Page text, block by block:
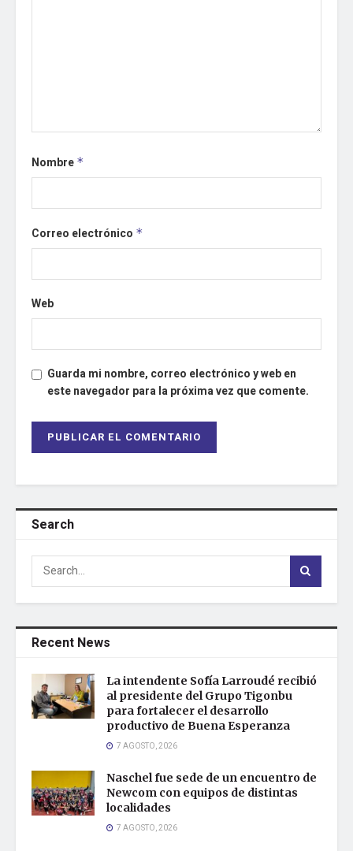
Nombre *
Correo electrónico *
Web
Guarda mi nombre, correo electrónico y web en
este navegador para la próxima vez que comente.
Search
Recent News
La intendente Sofía Larroudé recibió
al presidente del Grupo Tigonbu
para fortalecer el desarrollo
productivo de Buena Esperanza
7 AGOSTO, 2026
Naschel fue sede de un encuentro de
Newcom con equipos de distintas
localidades
7 AGOSTO, 2026